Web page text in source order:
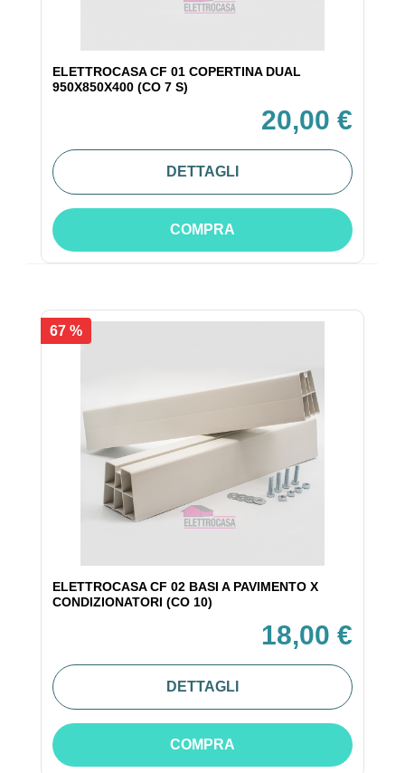
ELETTROCASA CF 01 COPERTINA DUAL
950X850X400 (CO 7 S)
20,00 €
DETTAGLI
COMPRA
67 %
ELETTROCASA CF 02 BASI A PAVIMENTO X
CONDIZIONATORI (CO 10)
18,00 €
DETTAGLI
COMPRA